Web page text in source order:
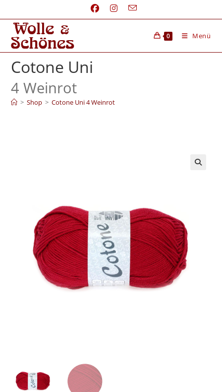
0 Menü
Cotone Uni
4 Weinrot
> Shop > Cotone Uni 4 Weinrot